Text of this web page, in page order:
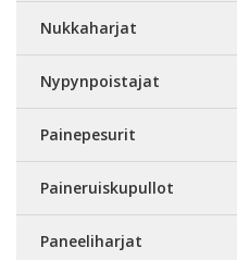
Nukkaharjat
Nypynpoistajat
Painepesurit
Paineruiskupullot
Paneeliharjat